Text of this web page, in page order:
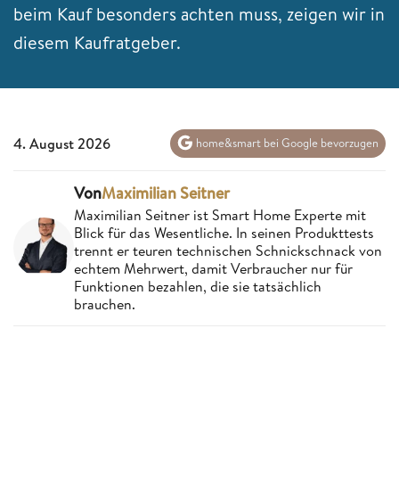
beim Kauf besonders achten muss, zeigen wir in
diesem Kaufratgeber.
4. August 2026 home&smart bei Google bevorzugen
VonMaximilian Seitner
Maximilian Seitner ist Smart Home Experte mit
Blick für das Wesentliche. In seinen Produkttests
trennt er teuren technischen Schnickschnack von
echtem Mehrwert, damit Verbraucher nur für
Funktionen bezahlen, die sie tatsächlich
brauchen.